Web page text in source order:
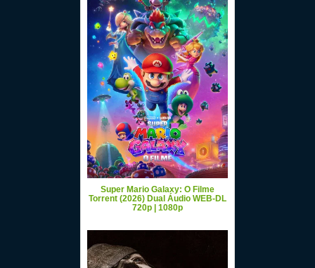
Super Mario Galaxy: O Filme
Torrent (2026) Dual Áudio WEB-DL
720p | 1080p